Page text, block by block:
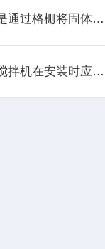
格栅除污机是通过格栅将固体与液体分离的一种除污机械
竖轴式伞形搅拌机在安装时应该注意哪些问题？